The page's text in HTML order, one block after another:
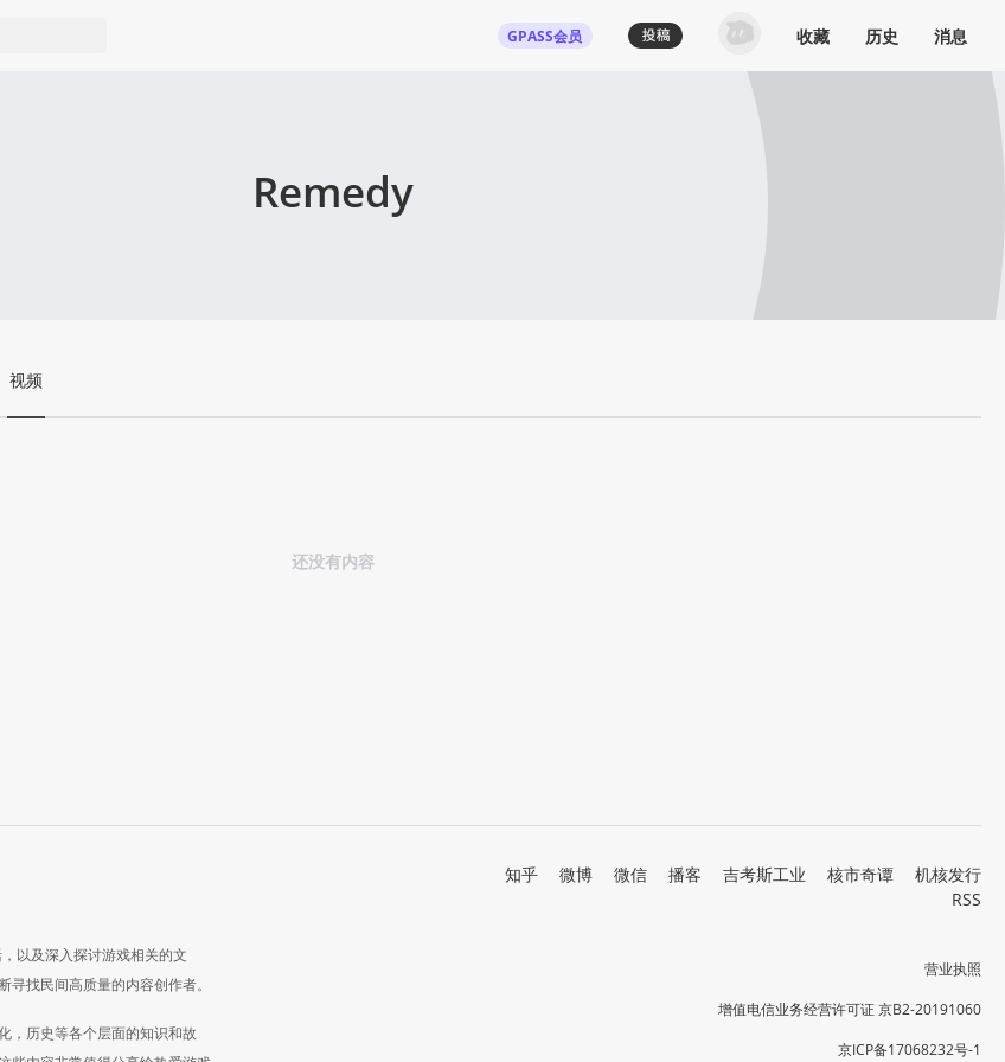
GPASS会员 收藏 历史 消息
Remedy
视频
还没有内容
以及深入探讨游戏相关的文
找民间高质量的内容创作者。
，历史等各个层面的知识和故
知乎 微博 微信 播客 吉考斯工业 核市奇谭
机核发行
RSS
营业执照
增值电信业务经营许可证 京B2-20191060
京ICP备17068232号-1